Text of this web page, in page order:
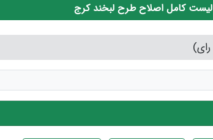
کامل اصلاح طرح لبخند کرج